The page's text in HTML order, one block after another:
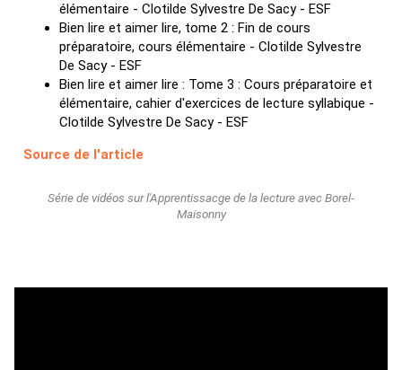
élémentaire - Clotilde Sylvestre De Sacy - ESF
Bien lire et aimer lire, tome 2 : Fin de cours
préparatoire, cours élémentaire - Clotilde Sylvestre
De Sacy - ESF
Bien lire et aimer lire : Tome 3 : Cours préparatoire et
élémentaire, cahier d'exercices de lecture syllabique -
Clotilde Sylvestre De Sacy - ESF
Source de l'article
Série de vidéos sur l'Apprentissacge de la lecture avec Borel-
Maisonny